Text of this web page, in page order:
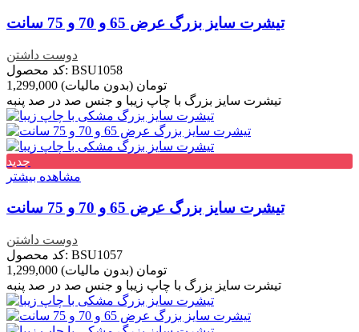
تیشرت سایز بزرگ عرض 65 و 70 و 75 سانت
دوست داشتن
کد محصول: BSU1058
1,299,000 تومان (بدون مالیات)
تیشرت سایز بزرگ با چاپ زیبا و جنس صد در صد پنبه
جدید
مشاهده بیشتر
تیشرت سایز بزرگ عرض 65 و 70 و 75 سانت
دوست داشتن
کد محصول: BSU1057
1,299,000 تومان (بدون مالیات)
تیشرت سایز بزرگ با چاپ زیبا و جنس صد در صد پنبه